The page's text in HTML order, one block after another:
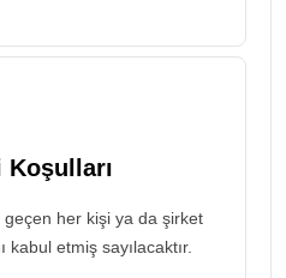
Koşulları
geçen her kişi ya da şirket
kabul etmiş sayılacaktır.